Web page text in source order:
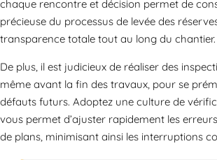
chaque rencontre et décision permet de
précieuse du processus de levée des
transparence totale tout au long du chantier.
De plus, il est judicieux de réaliser des
même avant la fin des travaux, pour se
défauts futurs. Adoptez une culture de
vous permet d’ajuster rapidement les
de plans, minimisant ainsi les interruptions